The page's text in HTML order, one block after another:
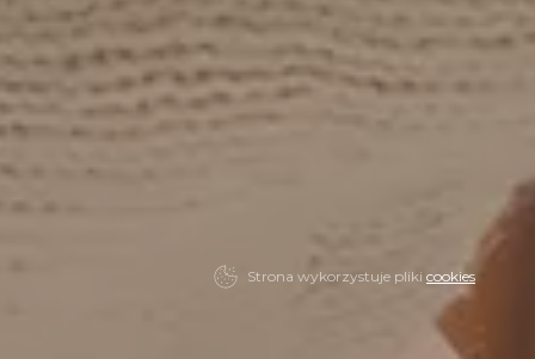
Strona wykorzystuje pliki cookies